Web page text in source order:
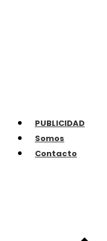
PUBLICIDAD
Somos
Contacto